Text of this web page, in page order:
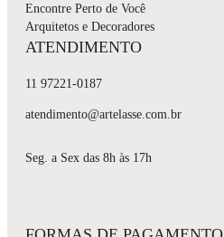
Encontre Perto de Você
Arquitetos e Decoradores
ATENDIMENTO
11 97221-0187
atendimento@artelasse.com.br
Seg. a Sex das 8h às 17h